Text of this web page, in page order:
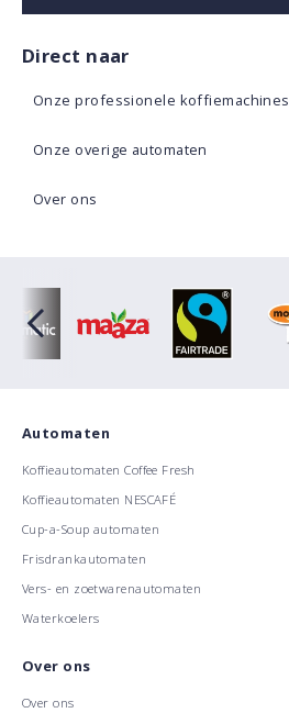
Direct naar
Onze professionele koffiemachines
Onze overige automaten
Over ons
Automaten
Koffieautomaten Coffee Fresh
Koffieautomaten NESCAFÉ
Cup-a-Soup automaten
Frisdrankautomaten
Vers- en zoetwarenautomaten
Waterkoelers
Over ons
Over ons